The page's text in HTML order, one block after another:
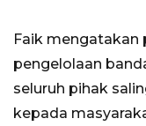
Faik mengatakan
pengelolaan
seluruh pihak
kepada